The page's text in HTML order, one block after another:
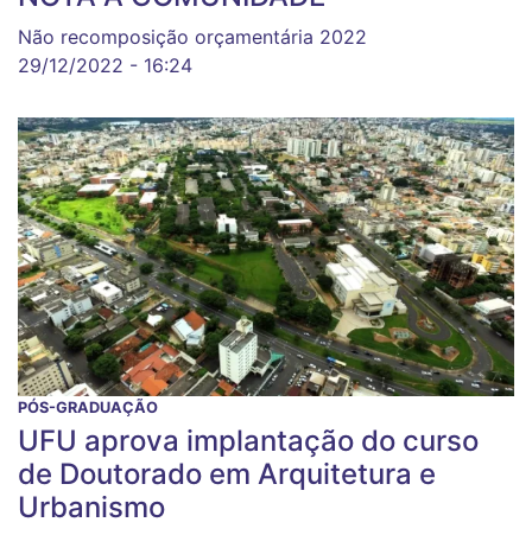
Não recomposição orçamentária 2022
29/12/2022 - 16:24
PÓS-GRADUAÇÃO
UFU aprova implantação do curso
de Doutorado em Arquitetura e
Urbanismo